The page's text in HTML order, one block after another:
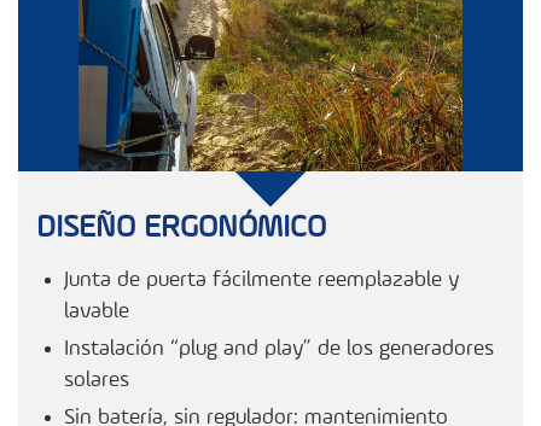
DISEÑO ERGONÓMICO
Junta de puerta fácilmente reemplazable y
lavable
Instalación “plug and play” de los generadores
solares
Sin batería, sin regulador: mantenimiento